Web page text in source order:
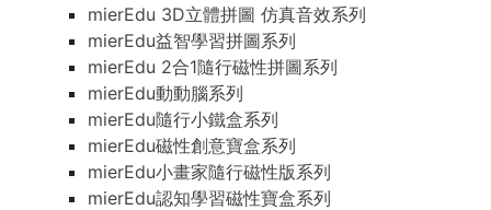
mierEdu 3D立體拼圖 仿真音效系列
mierEdu益智學習拼圖系列
mierEdu 2合1隨行磁性拼圖系列
mierEdu動動腦系列
mierEdu隨行小鐵盒系列
mierEdu磁性創意寶盒系列
mierEdu小畫家隨行磁性版系列
mierEdu認知學習磁性寶盒系列